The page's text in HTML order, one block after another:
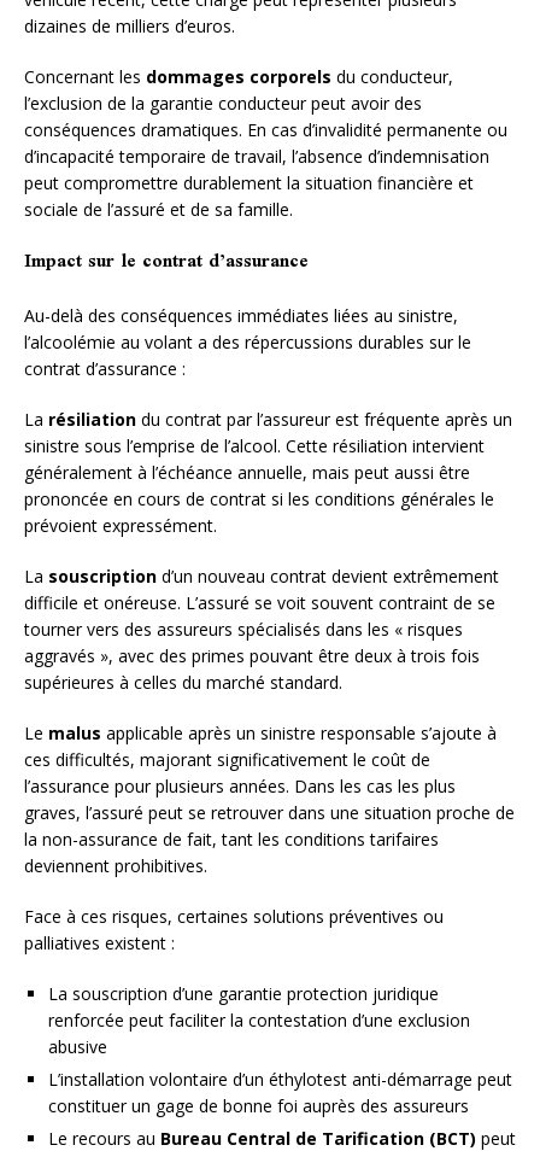
dizaines de milliers d’euros.
Concernant les dommages corporels du conducteur,
l’exclusion de la garantie conducteur peut avoir des
conséquences dramatiques. En cas d’invalidité permanente ou
d’incapacité temporaire de travail, l’absence d’indemnisation
peut compromettre durablement la situation financière et
sociale de l’assuré et de sa famille.
Impact sur le contrat d’assurance
Au-delà des conséquences immédiates liées au sinistre,
l’alcoolémie au volant a des répercussions durables sur le
contrat d’assurance :
La résiliation du contrat par l’assureur est fréquente après un
sinistre sous l’emprise de l’alcool. Cette résiliation intervient
généralement à l’échéance annuelle, mais peut aussi être
prononcée en cours de contrat si les conditions générales le
prévoient expressément.
La souscription d’un nouveau contrat devient extrêmement
difficile et onéreuse. L’assuré se voit souvent contraint de se
tourner vers des assureurs spécialisés dans les « risques
aggravés », avec des primes pouvant être deux à trois fois
supérieures à celles du marché standard.
Le malus applicable après un sinistre responsable s’ajoute à
ces difficultés, majorant significativement le coût de
l’assurance pour plusieurs années. Dans les cas les plus
graves, l’assuré peut se retrouver dans une situation proche de
la non-assurance de fait, tant les conditions tarifaires
deviennent prohibitives.
Face à ces risques, certaines solutions préventives ou
palliatives existent :
La souscription d’une garantie protection juridique
renforcée peut faciliter la contestation d’une exclusion
abusive
L’installation volontaire d’un éthylotest anti-démarrage peut
constituer un gage de bonne foi auprès des assureurs
Le recours au Bureau Central de Tarification (BCT) peut